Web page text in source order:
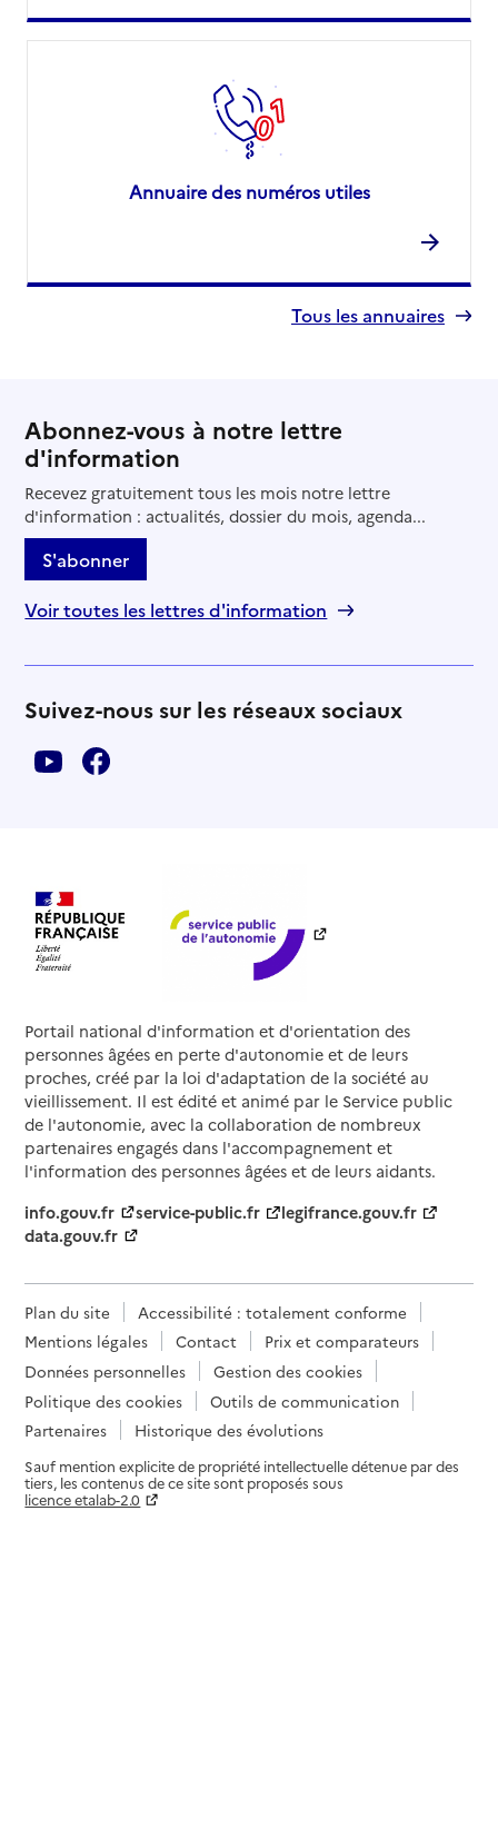
Annuaire des numéros utiles
Tous les annuaires
Abonnez-vous à notre lettre
d'information
Recevez gratuitement tous les mois notre lettre
d'information : actualités, dossier du mois, agenda...
S'abonner
Voir toutes les lettres d'information
Suivez-nous sur les réseaux sociaux
Portail national d'information et d'orientation des
personnes âgées en perte d'autonomie et de leurs
proches, créé par la loi d'adaptation de la société au
vieillissement. Il est édité et animé par le Service public
de l'autonomie, avec la collaboration de nombreux
partenaires engagés dans l'accompagnement et
l'information des personnes âgées et de leurs aidants.
info.gouv.fr
service-public.fr
legifrance.gouv.fr
data.gouv.fr
Plan du site
Accessibilité : totalement conforme
Mentions légales
Contact
Prix et comparateurs
Données personnelles
Gestion des cookies
Politique des cookies
Outils de communication
Partenaires
Historique des évolutions
Sauf mention explicite de propriété intellectuelle détenue par des
tiers, les contenus de ce site sont proposés sous
licence etalab-2.0